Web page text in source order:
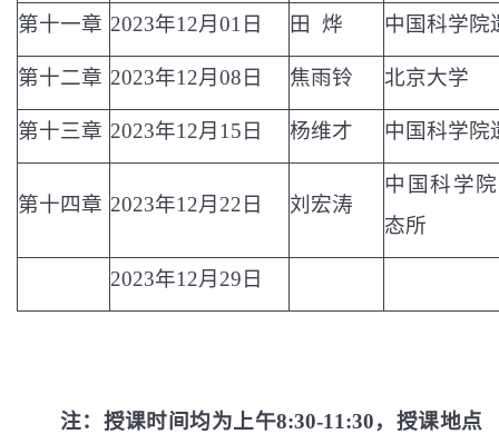
第十一章 2023年12月 01 日 田 烨 中国科学院
第十二章 2023年12月 08 日 焦雨铃 北京大学
第十三章 2023年12月 15 日 杨维才 中国科学院
第十四章 2023年12月 22 日 刘宏涛
中国科学
态所
2023年12月 29 日
注：授课时间均为上午8:30-11:30，授课地点